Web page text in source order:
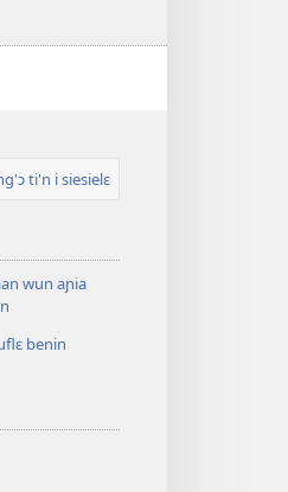
ti'n i siesielɛ
wun aɲia
benin